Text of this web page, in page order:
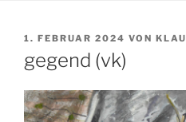
VERÖFFENTLICHT
1. FEBRUAR 2024 VON
gegend (vk)